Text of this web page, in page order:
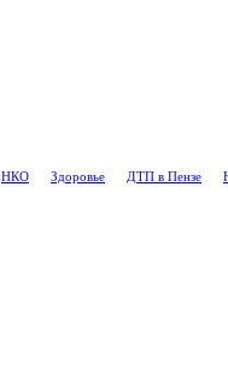
НКО Здоровье ДТП в Пензе